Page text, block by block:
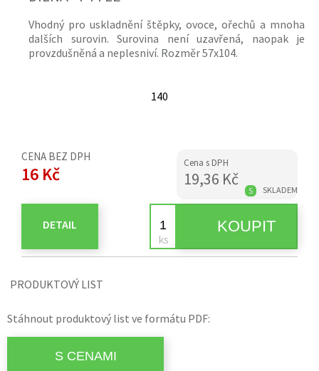
140
Vhodný pro uskladnění štěpky, ovoce, ořechů a mnoha
dalších surovin. Surovina není uzavřená, naopak je
provzdušněná a neplesniví. Rozměr 57x104.
CENA BEZ DPH
16 Kč
Cena s DPH
19,36 Kč
DETAIL
S SKLADEM
PRODUKTOVÝ LIST
Stáhnout produktový list ve formátu PDF: